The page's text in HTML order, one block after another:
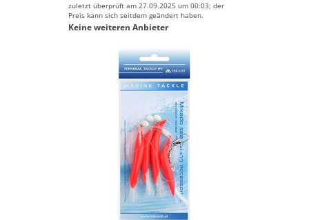
zuletzt überprüft am 27.09.2025 um 00:03; der
Preis kann sich seitdem geändert haben.
Keine weiteren Anbieter